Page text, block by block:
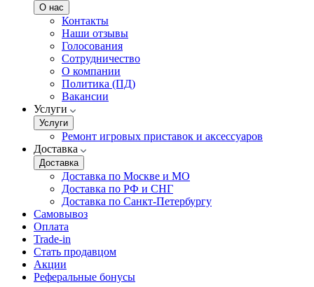
О нас
Контакты
Наши отзывы
Голосования
Сотрудничество
О компании
Политика (ПД)
Вакансии
Услуги
Услуги
Ремонт игровых приставок и аксессуаров
Доставка
Доставка
Доставка по Москве и МО
Доставка по РФ и СНГ
Доставка по Санкт-Петербургу
Самовывоз
Оплата
Trade-in
Стать продавцом
Акции
Реферальные бонусы